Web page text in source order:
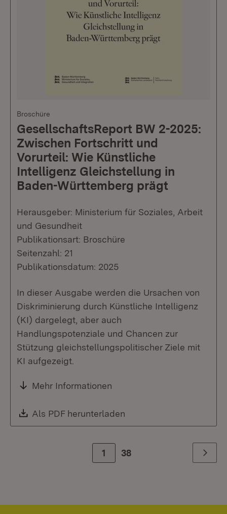
Broschüre
GesellschaftsReport BW 2-2025:
Zwischen Fortschritt und
Vorurteil: Wie Künstliche
Intelligenz Gleichstellung in
Baden-Württemberg prägt
Herausgeber: Ministerium für Soziales, Arbeit
und Gesundheit
Publikationsart: Broschüre
Seitenzahl: 21
Publikationsdatum: 2025
In dieser Ausgabe werden die Ursachen von
Diskriminierung durch Künstliche Intelligenz
(KI) dargelegt, aber auch
Handlungspotenziale und Chancen zur
Stützung gleichstellungspolitischer Ziele mit
KI aufgezeigt.
Mehr Informationen
Download:
Als PDF herunterladen
Zur Seite
1 38 Weiter